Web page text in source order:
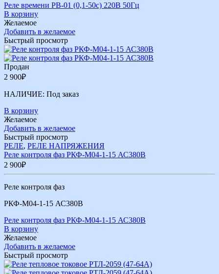
Реле времени РВ-01 (0,1-50с) 220В 50Гц
В корзину
Желаемое
Добавить в желаемое
Быстрый просмотр
Продан
2 900₽
НАЛИЧИЕ: Под заказ
В корзину
Желаемое
Добавить в желаемое
Быстрый просмотр
РЕЛЕ, РЕЛЕ НАПРЯЖЕНИЯ
Реле контроля фаз РКФ-М04-1-15 АС380В
2 900₽
Реле контроля фаз
РКФ-М04-1-15 АС380В
Реле контроля фаз РКФ-М04-1-15 АС380В
В корзину
Желаемое
Добавить в желаемое
Быстрый просмотр